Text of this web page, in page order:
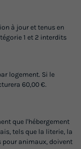
à jour et tenus en
1 et 2 interdits
logement. Si le
60,00 €.
que l'hébergement
tels que la literie, la
pour animaux, doivent